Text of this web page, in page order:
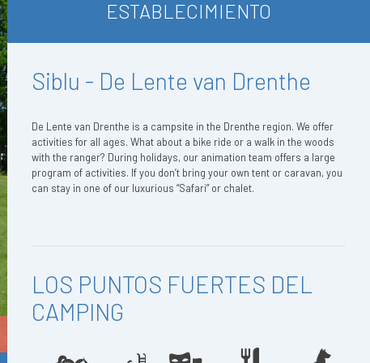
ESTABLECIMIENTO
Siblu - De Lente van Drenthe
De Lente van Drenthe is a campsite in the Drenthe region. We offer
activities for all ages. What about a bike ride or a walk in the woods
with the ranger? During holidays, our animation team offers a large
program of activities. If you don’t bring your own tent or caravan, you
can stay in one of our luxurious “Safari” or chalet.
LOS PUNTOS FUERTES DEL
CAMPING